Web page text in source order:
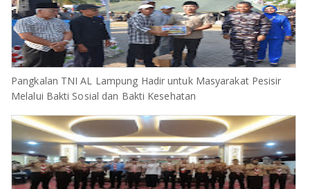
Pangkalan TNI AL Lampung Hadir untuk Masyarakat Pesisir
Melalui Bakti Sosial dan Bakti Kesehatan